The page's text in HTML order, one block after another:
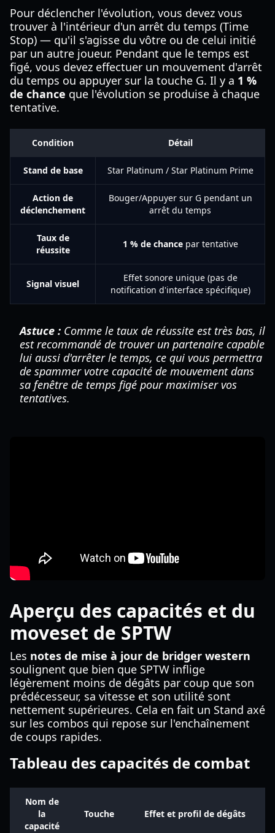
Pour déclencher l'évolution, vous devez vous
trouver à l'intérieur d'un arrêt du temps (Time
Stop) — qu'il s'agisse du vôtre ou de celui initié
par un autre joueur. Pendant que le temps est
figé, vous devez effectuer un mouvement d'arrêt
du temps ou appuyer sur la touche G. Il y a 1 %
de chance que l'évolution se produise à chaque
tentative.
Condition Détail
Stand de base Star Platinum / Star Platinum Prime
Action de
déclenchement
Bouger/Appuyer sur G pendant un
arrêt du temps
Taux de
réussite
1 % de chancepar tentative
Signal visuel
Effet sonore unique (pas de
notification d'interface spécifique)
Astuce : Comme le taux de réussite est très bas, il
est recommandé de trouver un partenaire capable
lui aussi d'arrêter le temps, ce qui vous permettra
de spammer votre capacité de mouvement dans
sa fenêtre de temps figé pour maximiser vos
tentatives.
Aperçu des capacités et du
moveset de SPTW
Les notes de mise à jour de bridger western
soulignent que bien que SPTW inflige
légèrement moins de dégâts par coup que son
prédécesseur, sa vitesse et son utilité sont
nettement supérieures. Cela en fait un Stand axé
sur les combos qui repose sur l'enchaînement
de coups rapides.
Tableau des capacités de combat
Nom de
la
capacité
Touche Effet et profil de dégâts